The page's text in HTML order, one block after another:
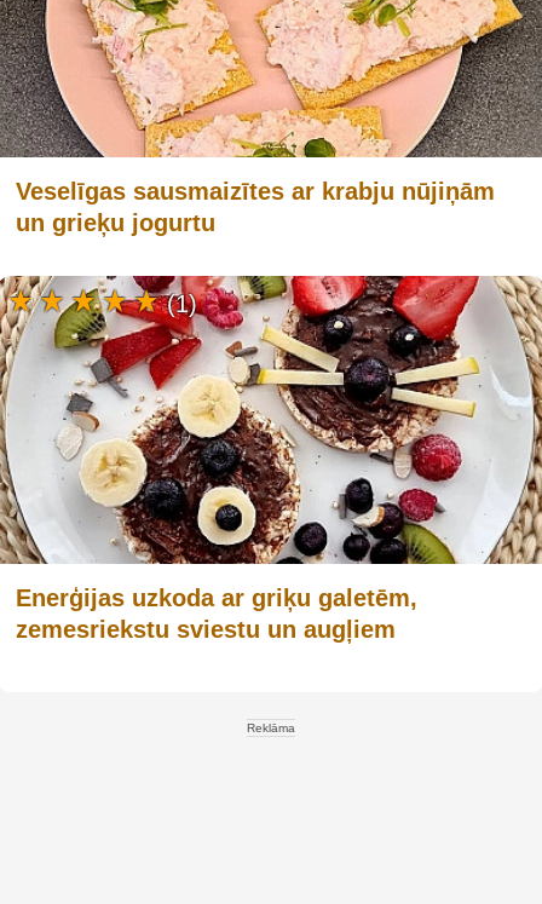
Veselīgas sausmaizītes ar krabju nūjiņām
un grieķu jogurtu
Enerģijas uzkoda ar griķu galetēm,
zemesriekstu sviestu un augļiem
(1)
Reklāma